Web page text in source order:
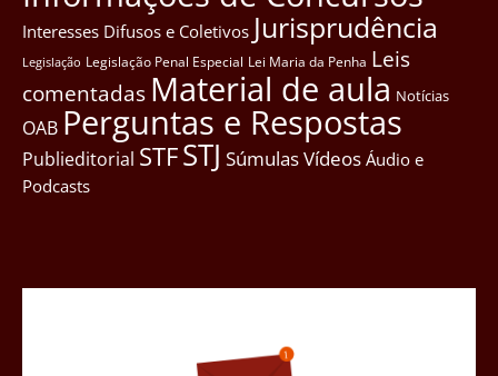
Interesses Difusos e Coletivos Jurisprudência
Legislação Legislação Penal Especial Lei Maria da Penha Leis
comentadas Material de aula Notícias
OAB Perguntas e Respostas
Publieditorial STFSTJ SúmulasVídeos Áudio e
Podcasts